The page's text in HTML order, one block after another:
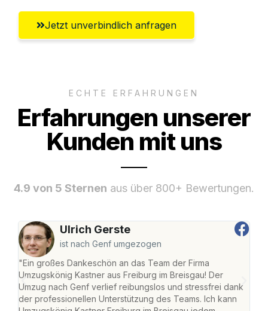
Jetzt unverbindlich anfragen
ECHTE ERFAHRUNGEN
Erfahrungen unserer
Kunden mit uns
4.9 von 5 Sternen aus über 800+ Bewertungen.
Ulrich Gerste
ist nach Genf umgezogen
"Ein großes Dankeschön an das Team der Firma
Umzugskönig Kastner aus Freiburg im Breisgau! Der
Umzug nach Genf verlief reibungslos und stressfrei dank
der professionellen Unterstützung des Teams. Ich kann